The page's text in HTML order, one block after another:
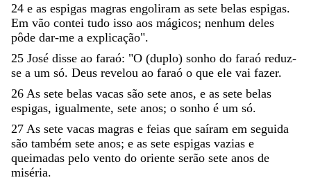
24 e as espigas magras engoliram as sete belas espigas.
Em vão contei tudo isso aos mágicos; nenhum deles
pôde dar-me a explicação".
25 José disse ao faraó: "O (duplo) sonho do faraó reduz-
se a um só. Deus revelou ao faraó o que ele vai fazer.
26 As sete belas vacas são sete anos, e as sete belas
espigas, igualmente, sete anos; o sonho é um só.
27 As sete vacas magras e feias que saíram em seguida
são também sete anos; e as sete espigas vazias e
queimadas pelo vento do oriente serão sete anos de
miséria.